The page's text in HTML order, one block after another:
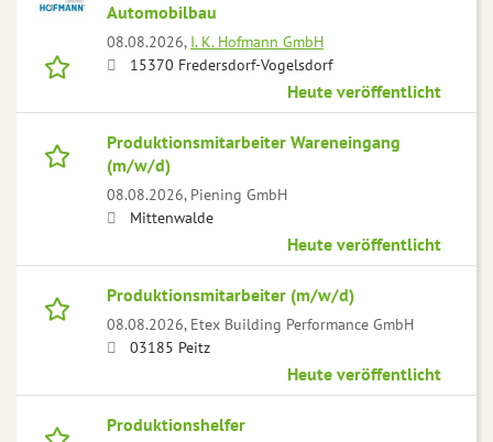
Automobilbau
08.08.2026, I. K. Hofmann GmbH
15370 Fredersdorf-Vogelsdorf
Heute veröffentlicht
Produktionsmitarbeiter Wareneingang
(m/w/d)
08.08.2026, Piening GmbH
Mittenwalde
Heute veröffentlicht
Produktionsmitarbeiter (m/w/d)
08.08.2026, Etex Building Performance GmbH
03185 Peitz
Heute veröffentlicht
Produktionshelfer